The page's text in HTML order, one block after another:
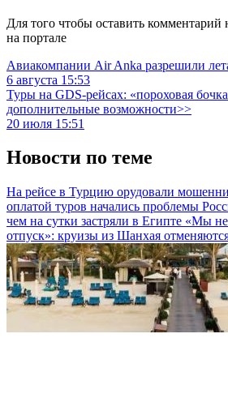
Для того чтобы оставить комментарий
на портале
Авиакомпании Air Anka разрешили
6 августа 15:53
Туры на GDS-рейсах: «пороховая
дополнительные возможности>>
20 июля 15:51
Новости по теме
На рейсе в Турцию орудовали
оплатой туров начались проблемы
чем на сутки застряли в Египте «Мы не
отпуск»: круизы из Шанхая